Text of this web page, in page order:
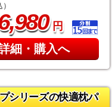
,980円
細・購入へ
シリーズの快適枕パ